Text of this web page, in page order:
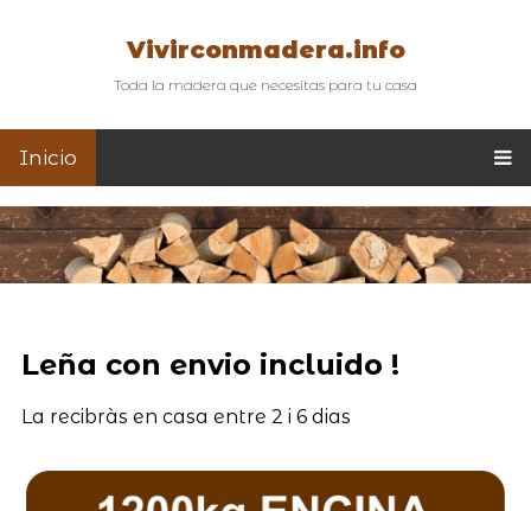
Vivirconmadera.info
Toda la madera que necesitas para tu casa
Inicio
Leña con envio incluido !
La recibràs en casa entre 2 i 6 dias